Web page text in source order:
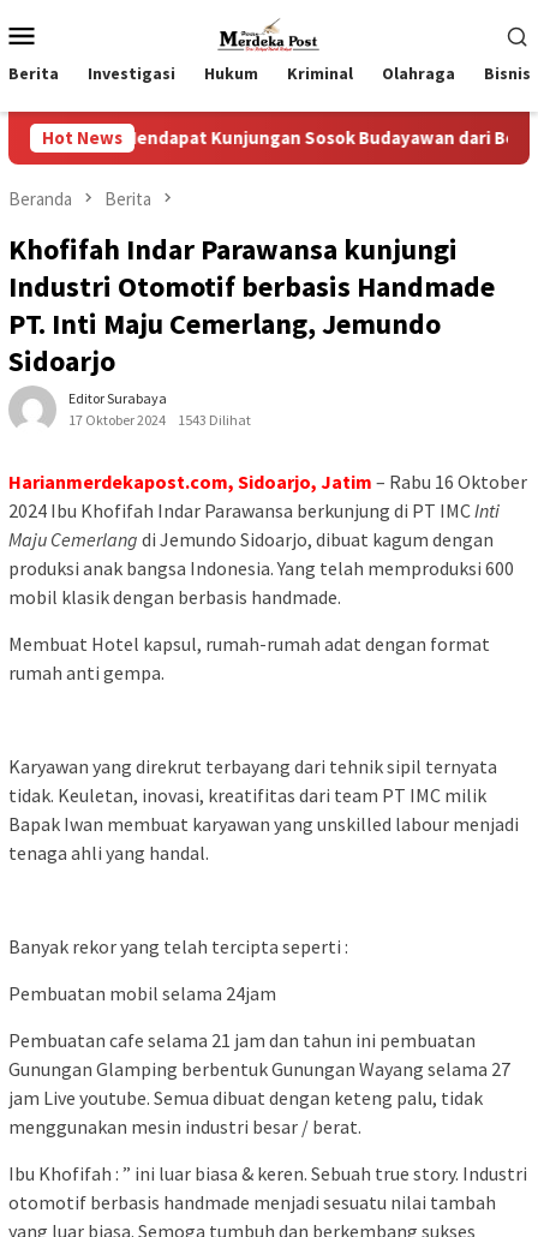
ke
kontenMobile
Berita Investigasi Hukum Kriminal Olahraga Bisnis
Hot NewsKunjungan Sosok Budayawan dari Belanda Mr. Crues
Beranda Berita
Khofifah Indar Parawansa kunjungi
Industri Otomotif berbasis Handmade
PT. Inti Maju Cemerlang, Jemundo
Sidoarjo
Editor Surabaya
17 Oktober 2024
1543 Dilihat
Harianmerdekapost.com, Sidoarjo, Jatim – Rabu 16 Oktober
2024 Ibu Khofifah Indar Parawansa berkunjung di PT IMCInti
Maju Cemerlang di Jemundo Sidoarjo, dibuat kagum dengan
produksi anak bangsa Indonesia. Yang telah memproduksi 600
mobil klasik dengan berbasis handmade.
Membuat Hotel kapsul, rumah-rumah adat dengan format
rumah anti gempa.
Karyawan yang direkrut terbayang dari tehnik sipil ternyata
tidak. Keuletan, inovasi, kreatifitas dari team PT IMC milik
Bapak Iwan membuat karyawan yang unskilled labour menjadi
tenaga ahli yang handal.
Banyak rekor yang telah tercipta seperti :
Pembuatan mobil selama 24jam
Pembuatan cafe selama 21 jam dan tahun ini pembuatan
Gunungan Glamping berbentuk Gunungan Wayang selama 27
jam Live youtube. Semua dibuat dengan keteng palu, tidak
menggunakan mesin industri besar / berat.
Ibu Khofifah : ” ini luar biasa & keren. Sebuah true story. Industri
otomotif berbasis handmade menjadi sesuatu nilai tambah
yang luar biasa. Semoga tumbuh dan berkembang sukses